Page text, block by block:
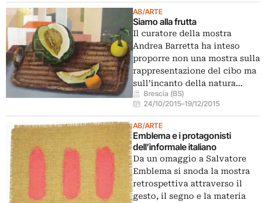
AB/ARTE
Siamo alla frutta
Il curatore della mostra
Andrea Barretta ha inteso
proporre non una mostra sulla
rappresentazione del cibo ma
sull’incanto della natura…
Brescia (BS)
24/10/2015–19/12/2015
AB/ARTE
Emblema e i protagonisti
dell’informale italiano
Da un omaggio a Salvatore
Emblema si snoda la mostra
retrospettiva attraverso il
gesto, il segno e la materia